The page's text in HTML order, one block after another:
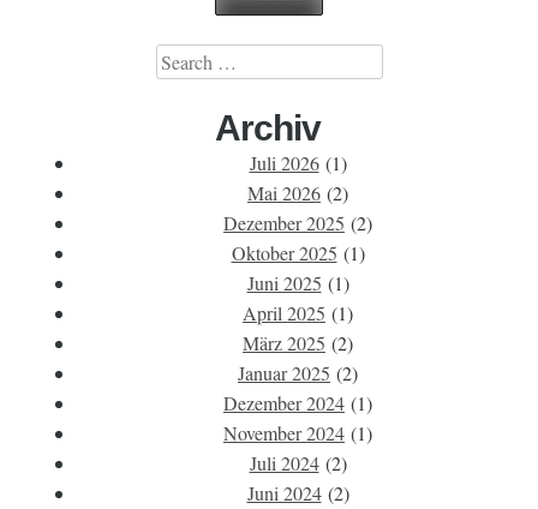
Search
Archiv
Juli 2026(1)
Mai 2026 (2)
Dezember 2025 (2)
Oktober 2025 (1)
Juni 2025 (1)
April 2025 (1)
März 2025 (2)
Januar 2025 (2)
Dezember 2024 (1)
November 2024 (1)
Juli 2024(2)
Juni 2024(2)